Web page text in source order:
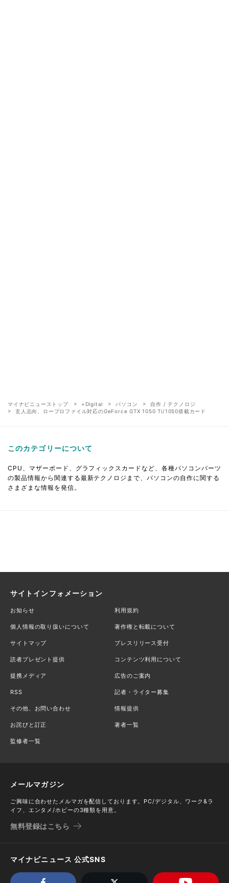
マイナビニューストップ +Digital パソコン
自作 / テクノロジ
玄人志向、ロープロファイル対応のGeForce GTX 1050 Ti/1050搭載カード
このカテゴリーについて
CPU、マザーボード、グラフィックスカードなど、各種パソコンパーツ
の製品情報から関連する最新テクノロジまで、パソコンの自作に関する
さまざまな情報を発信。
サイトインフォメーション
お知らせ 利用規約
個人情報の取り扱いについて 著作権と転載について
サイトマップ プレスリリース受付
読者プレゼント提供 コンテンツ利用について
提携メディア 広告のご案内
RSS 記者・ライター募集
その他、お問い合わせ 情報提供
お詫びと訂正 著者一覧
監修者一覧
メールマガジン
ご興味に合わせたメルマガを配信しております。PC/デジタル、ワーク&ラ
イフ、エンタメ/ホビーの3種類を用意。
無料登録はこちら
マイナビニュース 公式SNS